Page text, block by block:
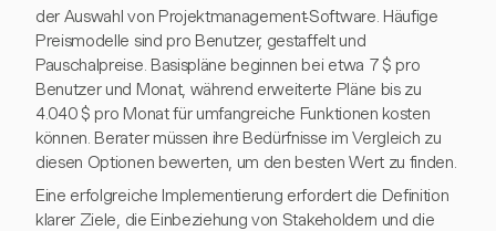
der Auswahl von Projektmanagement-Software. Häufige
Preismodelle sind pro Benutzer, gestaffelt und
Pauschalpreise. Basispläne beginnen bei etwa 7 $ pro
Benutzer und Monat, während erweiterte Pläne bis zu
4.040 $ pro Monat für umfangreiche Funktionen kosten
können. Berater müssen ihre Bedürfnisse im Vergleich zu
diesen Optionen bewerten, um den besten Wert zu finden.
Eine erfolgreiche Implementierung erfordert die Definition
klarer Ziele, die Einbeziehung von Stakeholdern und die